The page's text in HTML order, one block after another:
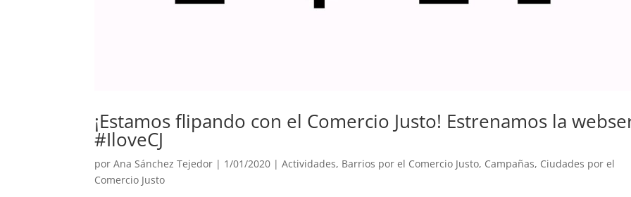
¡Estamos flipando con el Comercio Justo! Estrenamos la
#IloveCJ
porAna Sánchez Tejedor | 1/01/2020 |Actividades, Barrios por el Comercio Justo, Campañas, Ciudades por el
Comercio Justo